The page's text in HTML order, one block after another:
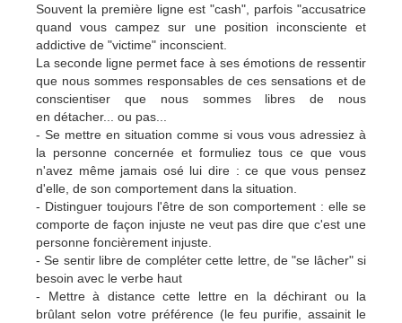
Souvent la première ligne est "cash", parfois "accusatrice
quand vous campez sur une position inconsciente et
addictive de "victime" inconscient.
La seconde ligne permet face à ses émotions de ressentir
que nous sommes responsables de ces sensations et de
conscientiser que nous sommes libres de nous
en détacher... ou pas...
- Se mettre en situation comme si vous vous adressiez à
la personne concernée et formuliez tous ce que vous
n'avez même jamais osé lui dire : ce que vous pensez
d'elle, de son comportement dans la situation.
- Distinguer toujours l'être de son comportement : elle se
comporte de façon injuste ne veut pas dire que c'est une
personne foncièrement injuste.
- Se sentir libre de compléter cette lettre, de "se lâcher" si
besoin avec le verbe haut
- Mettre à distance cette lettre en la déchirant ou la
brûlant selon votre préférence (le feu purifie, assainit le